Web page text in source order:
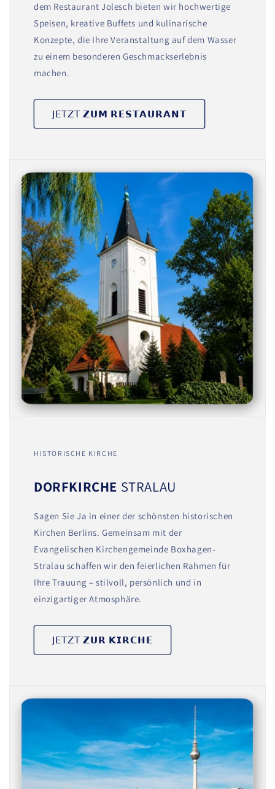
dem Restaurant Jolesch bieten wir hochwertige
Speisen, kreative Buffets und kulinarische
Konzepte, die Ihre Veranstaltung auf dem Wasser
zu einem besonderen Geschmackserlebnis
machen.
𝖩𝖤𝖳𝖹𝖳 𝗭𝗨𝗠 𝗥𝗘𝗦𝗧𝗔𝗨𝗥𝗔𝗡𝗧
HISTORISCHE KIRCHE
DORFKIRCHE STRALAU
Sagen Sie Ja in einer der schönsten historischen
Kirchen Berlins. Gemeinsam mit der
Evangelischen Kirchengemeinde Boxhagen-
Stralau schaffen wir den feierlichen Rahmen für
Ihre Trauung – stilvoll, persönlich und in
einzigartiger Atmosphäre.
𝖩𝖤𝖳𝖹𝖳 𝗭𝗨𝗥 𝗞𝗜𝗥𝗖𝗛𝗘